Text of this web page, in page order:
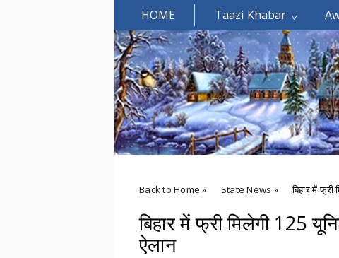
HOME Taazi Khabar
Welcomes You.....
Back to Home » State News » बिहार में
बिहार में फ्री मिलेगी 125
ऐलान